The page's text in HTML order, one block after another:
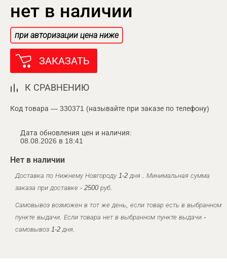
нет в наличии
при авторизации цена ниже
ЗАКАЗАТЬ
К СРАВНЕНИЮ
Код товара — 330371 (называйте при заказе по телефону)
Дата обновления цен и наличия:
08.08.2026 в 18:41
Нет в наличии
Доставка по Нижнему Новгороду 1-2 дня . Минимальная сумма
заказа при доставке - 2500 руб.
Самовывоз возможен в тот же день, если товар есть в выбранном
пункте выдачи. Если товара нет в выбранном пункте выдачи -
самовывоз 1-2 дня.